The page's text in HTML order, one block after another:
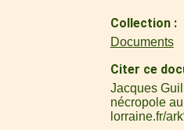
Collection
Documents
Citer ce
Jacques
nécropole
lorraine.fr/